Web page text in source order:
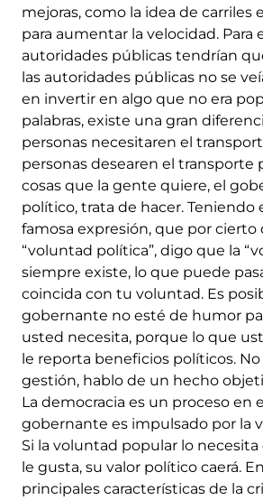
mejoras, como la idea de carriles
para aumentar la velocidad. Para
autoridades públicas tendrían
las autoridades públicas no se
en invertir en algo que no era
palabras, existe una gran
personas necesitaren el
personas desearen el transporte
cosas que la gente quiere, el
político, trata de hacer. Teniendo
famosa expresión, que por cierto
“voluntad política”, digo que la
siempre existe, lo que puede
coincida con tu voluntad. Es
gobernante no esté de humor
usted necesita, porque lo que
le reporta beneficios políticos.
gestión, hablo de un hecho
La democracia es un proceso en
gobernante es impulsado por la
Si la voluntad popular lo necesita
le gusta, su valor político caerá.
principales características de la